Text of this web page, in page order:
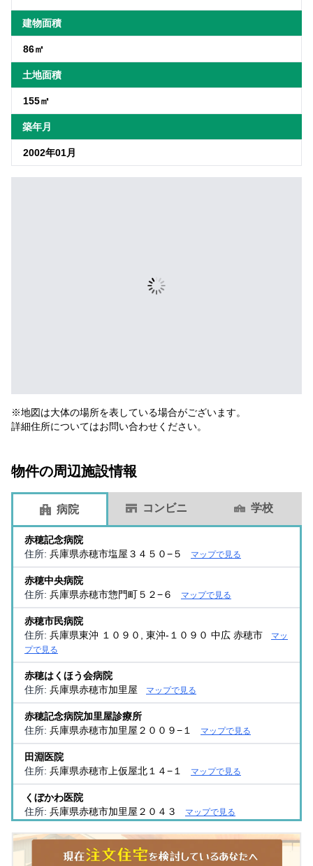
建物面積
86㎡
土地面積
155㎡
築年月
2002年01月
※地図は大体の場所を表している場合がございます。
詳細住所についてはお問い合わせください。
物件の周辺施設情報
病院 コンビニ 学校
赤穂記念病院
住所: 兵庫県赤穂市塩屋３４５０−５ マップで見る
赤穂中央病院
住所: 兵庫県赤穂市惣門町５２−６ マップで見る
赤穂市民病院
住所: 兵庫県東沖 １０９０, 東沖-１０９０ 中広 赤穂市
マッ
プで見る
赤穂はくほう会病院
住所: 兵庫県赤穂市加里屋 マップで見る
赤穂記念病院加里屋診療所
住所: 兵庫県赤穂市加里屋２００９−１ マップで見る
田淵医院
住所: 兵庫県赤穂市上仮屋北１４−１ マップで見る
くぼかわ医院
住所: 兵庫県赤穂市加里屋２０４３ マップで見る
赤穂仁泉病院
兵庫県赤穂市浜市４０８ マップで見る